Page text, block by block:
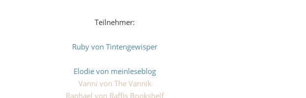
Teilnehmer:
Ruby von Tintengewisper
Elodie von meinleseblog
Vanni von The Vannik
Raphael von Raffis Bookshelf